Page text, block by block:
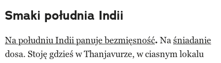
Smaki południa Indii
Na południu Indii panuje bezmięsność. Naśniadanie
dosa. Stoję gdzieś w Thanjavurze, w ciasnym lokalu